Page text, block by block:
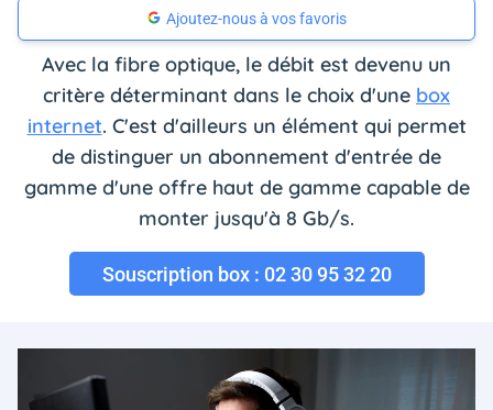
Ajoutez-nous à vos favoris
Avec la fibre optique, le débit est devenu un
critère déterminant dans le choix d'une box
internet. C'est d'ailleurs un élément qui permet
de distinguer un abonnement d'entrée de
gamme d'une offre haut de gamme capable de
monter jusqu'à 8 Gb/s.
Souscription box : 02 30 95 32 20